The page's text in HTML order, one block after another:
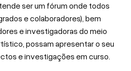
ser um fórum onde todos
e colaboradores), bem
e investigadoras do meio
possam apresentar o seu
e investigações em curso.